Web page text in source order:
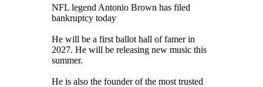
NFL legend Antonio Brown has filed
bankruptcy today
He will be a first ballot hall of famer in
2027. He will be releasing new music this
summer.
He is also the founder of the most trusted